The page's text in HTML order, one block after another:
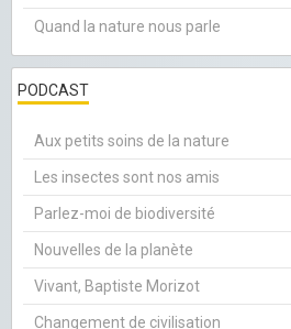
Quand la nature nous parle
PODCAST
Aux petits soins de la nature
Les insectes sont nos amis
Parlez-moi de biodiversité
Nouvelles de la planète
Vivant, Baptiste Morizot
Changement de civilisation